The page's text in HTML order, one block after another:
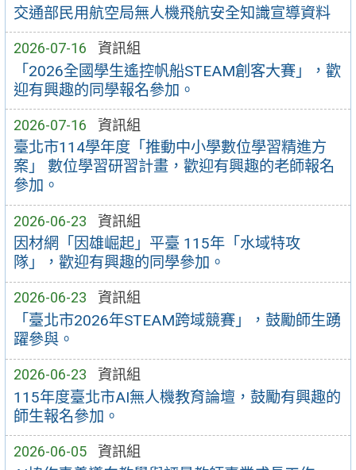
交通部民用航空局無人機飛航安全知識宣導資料
2026-07-16 資訊組
「2026全國學生遙控帆船STEAM創客大賽」，歡
迎有興趣的同學報名參加。
2026-07-16 資訊組
臺北市114學年度「推動中小學數位學習精進方
案」 數位學習研習計畫，歡迎有興趣的老師報名
參加。
2026-06-23 資訊組
因材網「因雄崛起」平臺 115年「水域特攻
隊」，歡迎有興趣的同學參加。
2026-06-23 資訊組
「臺北市2026年STEAM跨域競賽」，鼓勵師生踴
躍參與。
2026-06-23 資訊組
115年度臺北市AI無人機教育論壇，鼓勵有興趣的
師生報名參加。
2026-06-05 資訊組